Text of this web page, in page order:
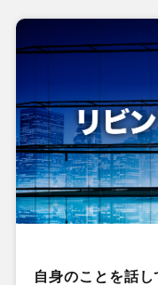
自身のことを話